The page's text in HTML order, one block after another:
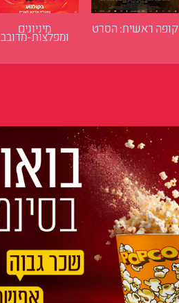
קופה ראשית: הסרט מיניונים
ומפלצות-מדובב